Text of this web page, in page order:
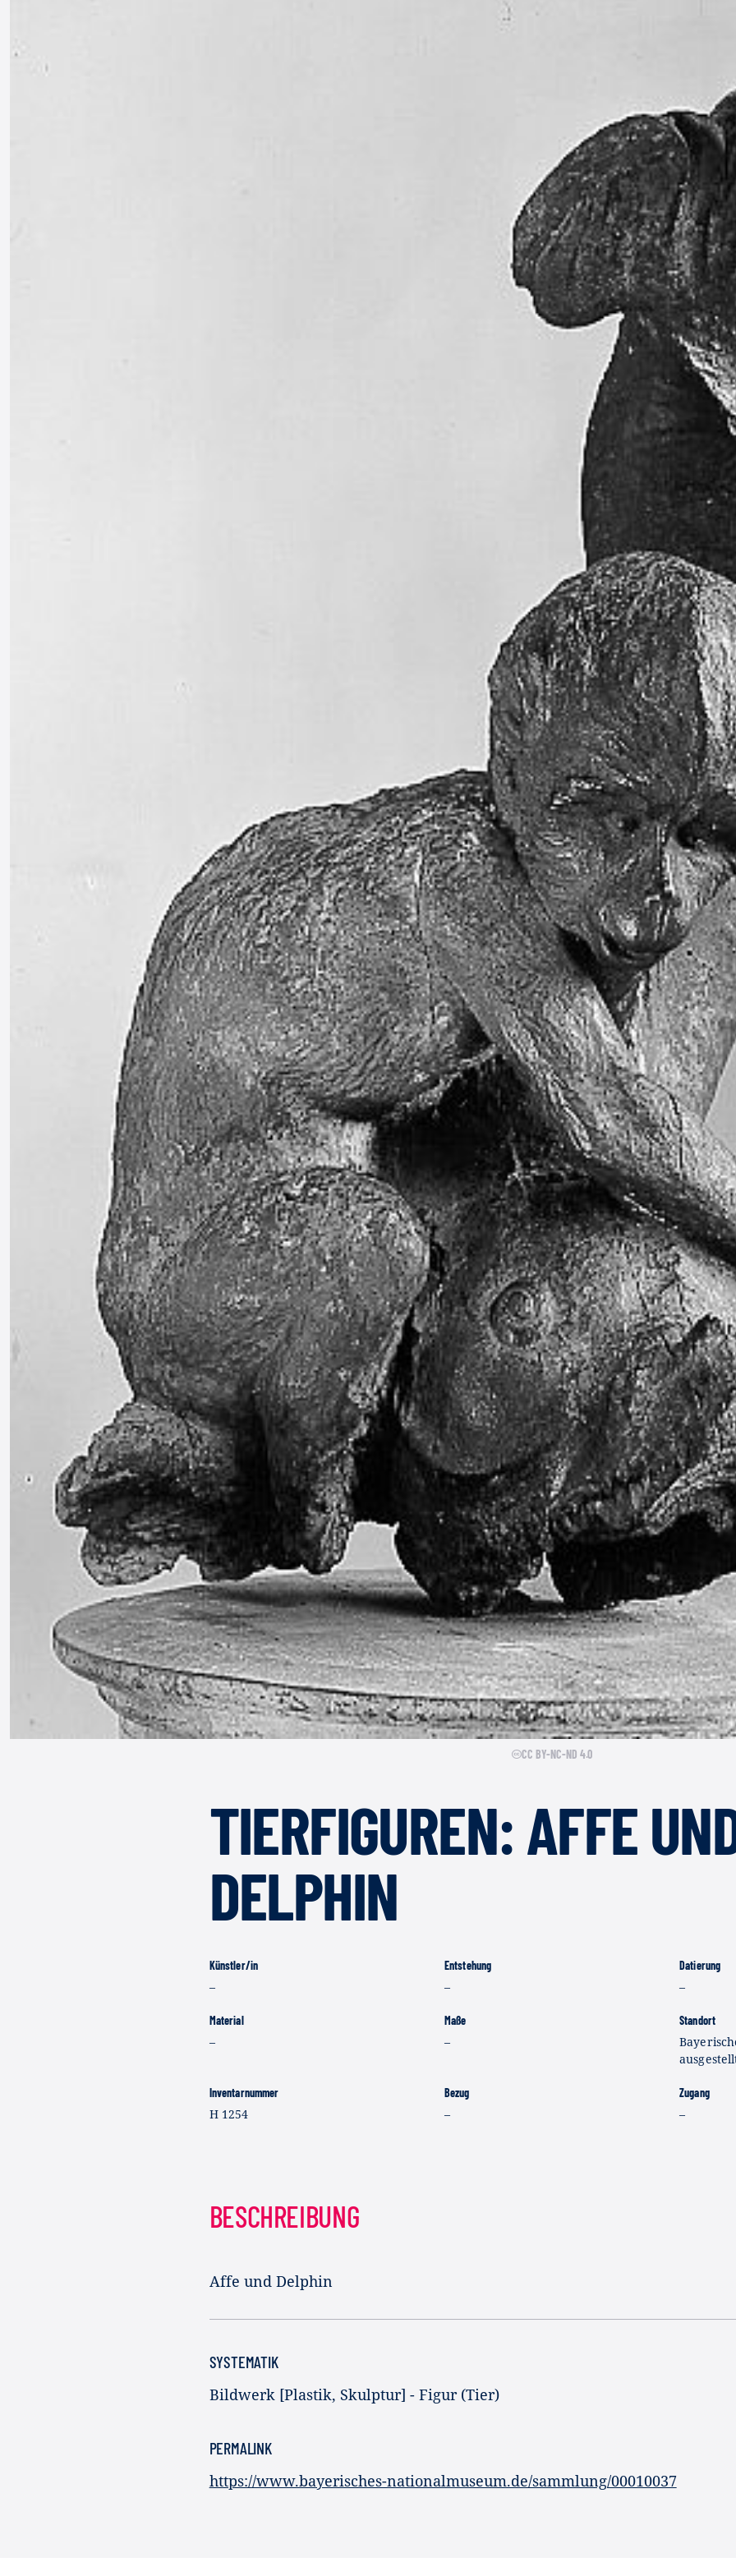
CC BY-NC-ND 4.0
TIERFIGUREN: AFFE
DELPHIN
Künstler/in
–
Entstehung
–
Datierung
–
Material
–
Maße
–
Standort
Inventarnummer
H 1254
Bezug
–
Zugang
–
BESCHREIBUNG
Affe und Delphin
SYSTEMATIK
Bildwerk [Plastik, Skulptur] - Figur (Tier)
PERMALINK
https://www.bayerisches-nationalmuseum.de/sammlung/00010037